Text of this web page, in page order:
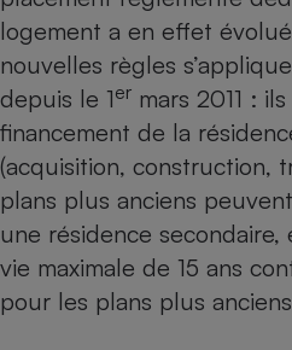
logement a en effet
nouvelles règles
depuis le 1er mars 2011 :
financement de la
(acquisition, construction,
plans plus anciens
une résidence
vie maximale de 15 ans
pour les plans plus